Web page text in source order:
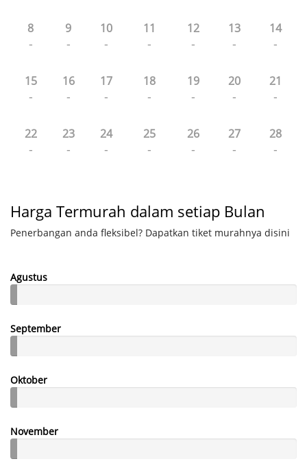
8
-
9
-
10
-
11
-
12
-
13
-
14
-
15
-
16
-
17
-
18
-
19
-
20
-
21
-
22
-
23
-
24
-
25
-
26
-
27
-
28
-
Harga Termurah dalam setiap Bulan
Penerbangan anda fleksibel? Dapatkan tiket murahnya disini
Agustus
September
Oktober
November